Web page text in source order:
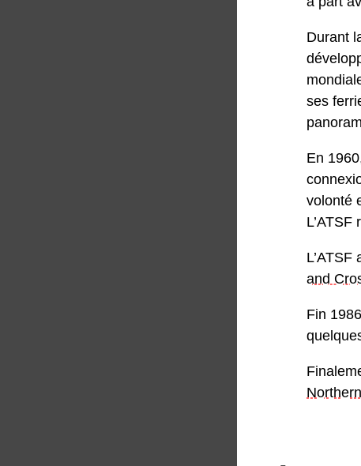
Durant
ses
En
volonté
and
Fin